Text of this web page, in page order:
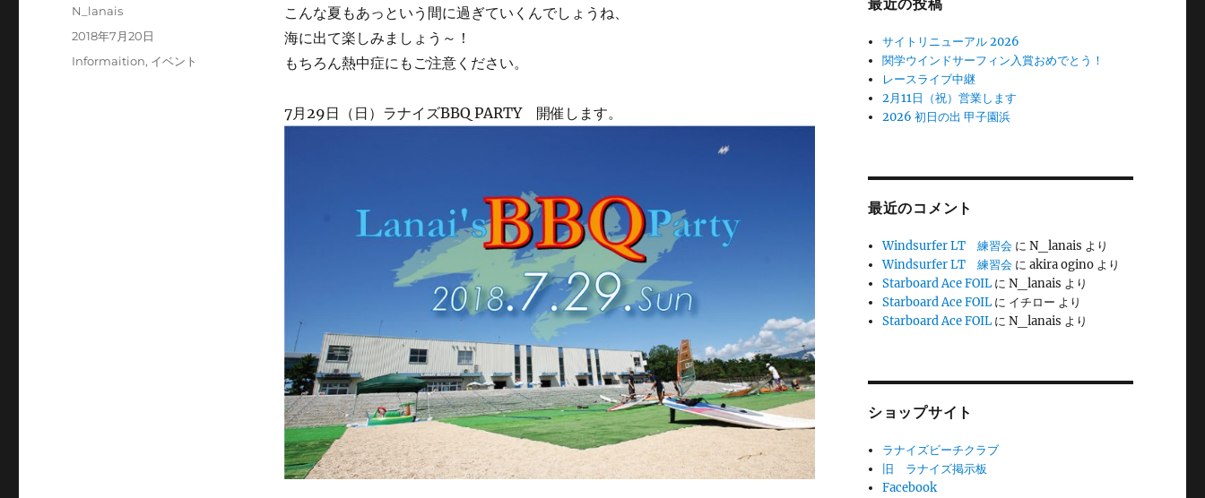
こんな夏もあっという間に過ぎていくんでしょうね、
海に出て楽しみましょう～！
もちろん熱中症にもご注意ください。
7月29日（日）ラナイズBBQ PARTY 開催します。
投
N_lanais
投
2018年7月20日
カ
Informaition, イベント
最近の投稿
サイトリニューアル 2026
関学ウインドサーフィン入賞おめでとう！
レースライブ中継
2月11日（祝）営業します
2026 初日の出 甲子園浜
最近のコメント
Windsurfer LT 練習会 にN_lanais より
Windsurfer LT 練習会 にakira ogino より
Starboard Ace FOIL にN_lanais より
Starboard Ace FOIL に イチロー より
Starboard Ace FOIL にN_lanais より
ショップサイト
ラナイズビーチクラブ
旧 ラナイズ掲示板
Facebook